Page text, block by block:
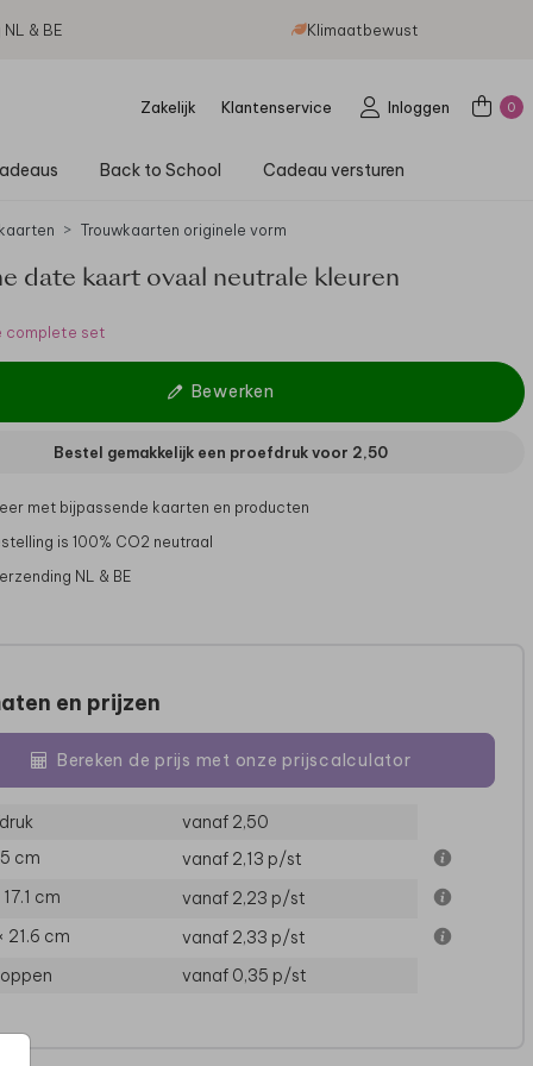
& BE Klimaatbewust
Zakelijk Klantenservice Inloggen 0
Back to School Cadeau versturen
SAVE THE DATE SAVE THE DATE
Trouwkaarten originele vorm
date kaart ovaal neutrale kleuren
complete set
Bewerken
Bestel gemakkelijk een proefdruk voor 2,50
met bijpassende kaarten en producten
is 100% CO2 neutraal
NL & BE
en prijzen
Bereken de prijs met onze prijscalculator
vanaf 2,50
cm
vanaf 2,13 p/st
17.1 cm
vanaf 2,23 p/st
21.6 cm
vanaf 2,33 p/st
vanaf 0,35 p/st